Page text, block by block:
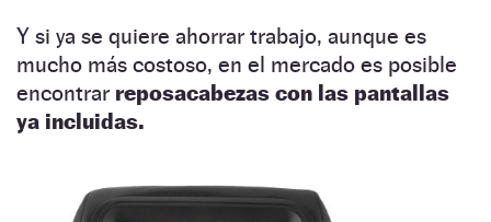
Y si ya se quiere ahorrar trabajo, aunque es
mucho más costoso, en el mercado es posible
encontrar reposacabezas con las pantallas
ya incluidas.